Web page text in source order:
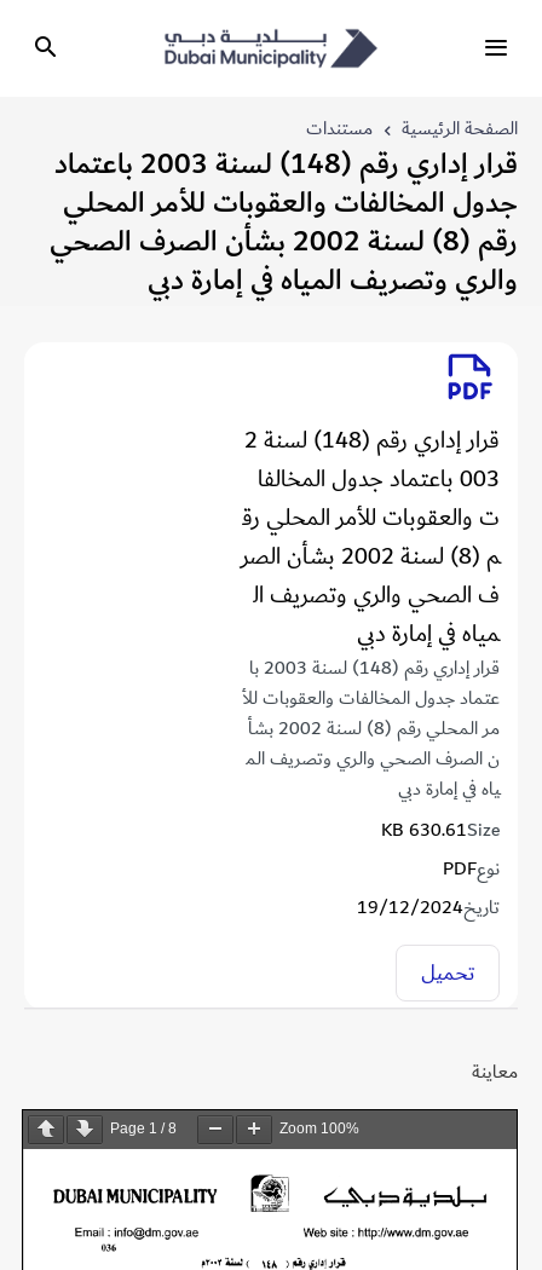
الصفحة الرئيسية مستندات
قرار إداري رقم (148) لسنة 2003 باعتماد
جدول المخالفات والعقوبات للأمر المحلي
رقم (8) لسنة 2002 بشأن الصرف الصحي
والري وتصريف المياه في إمارة دبي
قرار إداري رقم (148) لسنة 2
003 باعتماد جدول المخالفا
ت والعقوبات للأمر المحلي رق
م (8) لسنة 2002 بشأن الصر
ف الصحي والري وتصريف ال
مياه في إمارة دبي
قرار إداري رقم (148) لسنة 2003 با
عتماد جدول المخالفات والعقوبات للأ
مر المحلي رقم (8) لسنة 2002 بشأ
ن الصرف الصحي والري وتصريف الم
ياه في إمارة دبي
Size
630.61 KB
نوعPDF
تاريخ19/12/2024
تحميل
معاينة
Page 1 /8 Zoom 100%